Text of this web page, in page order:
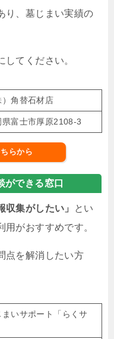
り、墓じまい実績の
てください。
）角替石材店
県富士市厚原2108-3
らから
ができる窓口
収集がしたい」
とい
がおすすめです。
点を解消したい方
まいサポート「らくサ